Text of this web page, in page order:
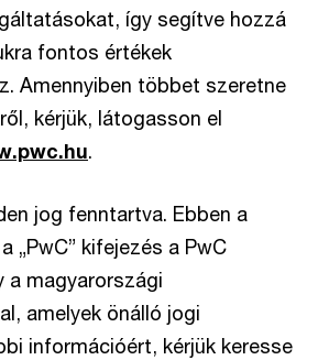
így segítve hozzá
fontos értékek
Amennyiben többet szeretne
kérjük, látogasson el
.
jog fenntartva. Ebben a
„PwC” kifejezés a PwC
a magyarországi
amelyek önálló jogi
információért, kérjük keresse